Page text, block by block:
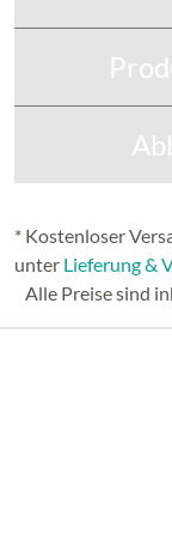
* Kostenloser
unter Lieferung &
Alle Preise sind